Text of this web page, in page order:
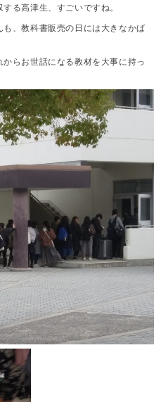
る高津生、すごいですね。
、教科書販売の日には大きなかば
らお世話になる教材を大事に持っ